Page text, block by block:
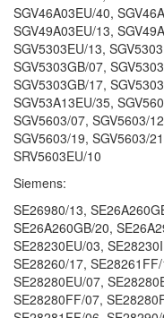
SGV46A03EU/40,
SGV49A03EU/13,
SGV5303EU/13,
SGV5303GB/07,
SGV5303GB/17,
SGV53A13EU/35,
SGV5603/07, SGV5603/
SGV5603/19, SGV5603/
SRV5603EU/10
Siemens:
SE26980/13,
SE26A260GB/20,
SE28230EU/03,
SE28260/17,
SE28280EU/07,
SE28280FF/07,